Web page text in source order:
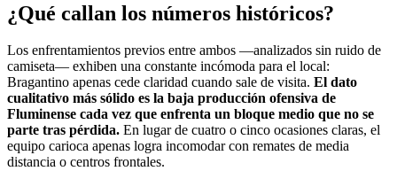
¿Qué callan los números históricos?
Los enfrentamientos previos entre ambos —analizados sin ruido de
camiseta— exhiben una constante incómoda para el local:
Bragantino apenas cede claridad cuando sale de visita. El dato
cualitativo más sólido es la baja producción ofensiva de
Fluminense cada vez que enfrenta un bloque medio que no se
parte tras pérdida. En lugar de cuatro o cinco ocasiones claras, el
equipo carioca apenas logra incomodar con remates de media
distancia o centros frontales.